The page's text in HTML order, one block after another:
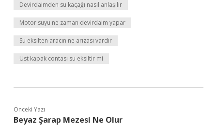
Devirdaimden su kaçağı nasıl anlaşılır
Motor suyu ne zaman devirdaim yapar
Su eksilten aracın ne arızası vardır
Üst kapak contası su eksiltir mi
Önceki Yazı
Beyaz Şarap Mezesi Ne Olur